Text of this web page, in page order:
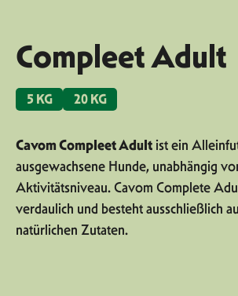
Compleet Adult
5 KG 20 KG
Cavom Compleet Adult ist ein
ausgewachsene Hunde, unabhängig
Aktivitätsniveau. Cavom Complete
verdaulich und besteht ausschließlich
natürlichen Zutaten.